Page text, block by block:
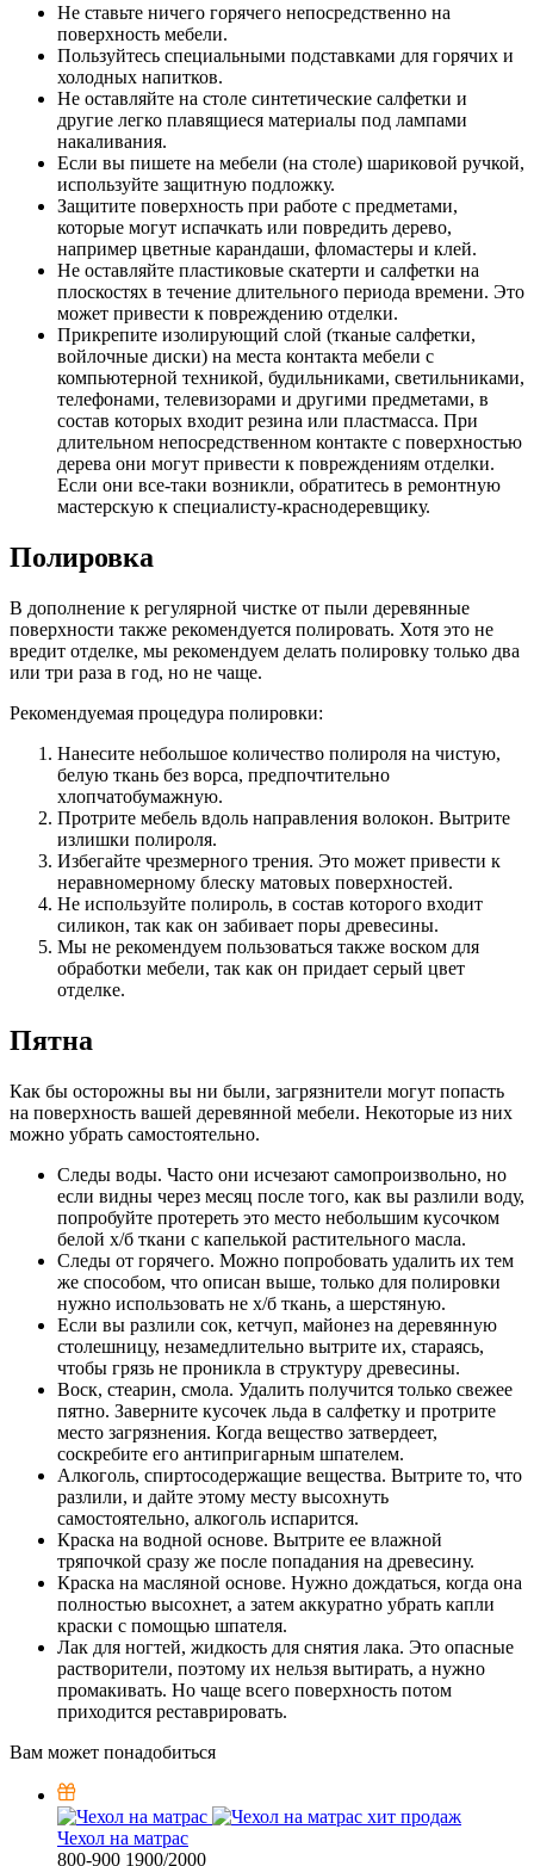
Не ставьте ничего горячего непосредственно на
поверхность мебели.
Пользуйтесь специальными подставками для горячих и
холодных напитков.
Не оставляйте на столе синтетические салфетки и
другие легко плавящиеся материалы под лампами
накаливания.
Если вы пишете на мебели (на столе) шариковой ручкой,
используйте защитную подложку.
Защитите поверхность при работе с предметами,
которые могут испачкать или повредить дерево,
например цветные карандаши, фломастеры и клей.
Не оставляйте пластиковые скатерти и салфетки на
плоскостях в течение длительного периода времени. Это
может привести к повреждению отделки.
Прикрепите изолирующий слой (тканые салфетки,
войлочные диски) на места контакта мебели с
компьютерной техникой, будильниками, светильниками,
телефонами, телевизорами и другими предметами, в
состав которых входит резина или пластмасса. При
длительном непосредственном контакте с поверхностью
дерева они могут привести к повреждениям отделки.
Если они все-таки возникли, обратитесь в ремонтную
мастерскую к специалисту-краснодеревщику.
Полировка
В дополнение к регулярной чистке от пыли деревянные
поверхности также рекомендуется полировать. Хотя это не
вредит отделке, мы рекомендуем делать полировку только два
или три раза в год, но не чаще.
Рекомендуемая процедура полировки:
Нанесите небольшое количество полироля на чистую,
белую ткань без ворса, предпочтительно
хлопчатобумажную.
Протрите мебель вдоль направления волокон. Вытрите
излишки полироля.
Избегайте чрезмерного трения. Это может привести к
неравномерному блеску матовых поверхностей.
Не используйте полироль, в состав которого входит
силикон, так как он забивает поры древесины.
Мы не рекомендуем пользоваться также воском для
обработки мебели, так как он придает серый цвет
отделке.
Пятна
Как бы осторожны вы ни были, загрязнители могут попасть
на поверхность вашей деревянной мебели. Некоторые из них
можно убрать самостоятельно.
Следы воды. Часто они исчезают самопроизвольно, но
если видны через месяц после того, как вы разлили воду,
попробуйте протереть это место небольшим кусочком
белой х/б ткани с капелькой растительного масла.
Следы от горячего. Можно попробовать удалить их тем
же способом, что описан выше, только для полировки
нужно использовать не х/б ткань, а шерстяную.
Если вы разлили сок, кетчуп, майонез на деревянную
столешницу, незамедлительно вытрите их, стараясь,
чтобы грязь не проникла в структуру древесины.
Воск, стеарин, смола. Удалить получится только свежее
пятно. Заверните кусочек льда в салфетку и протрите
место загрязнения. Когда вещество затвердеет,
соскребите его антипригарным шпателем.
Алкоголь, спиртосодержащие вещества. Вытрите то, что
разлили, и дайте этому месту высохнуть
самостоятельно, алкоголь испарится.
Краска на водной основе. Вытрите ее влажной
тряпочкой сразу же после попадания на древесину.
Краска на масляной основе. Нужно дождаться, когда она
полностью высохнет, а затем аккуратно убрать капли
краски с помощью шпателя.
Лак для ногтей, жидкость для снятия лака. Это опасные
растворители, поэтому их нельзя вытирать, а нужно
промакивать. Но чаще всего поверхность потом
приходится реставрировать.
Вам может понадобиться
хит продаж
Чехол на матрас
800-900 1900/2000